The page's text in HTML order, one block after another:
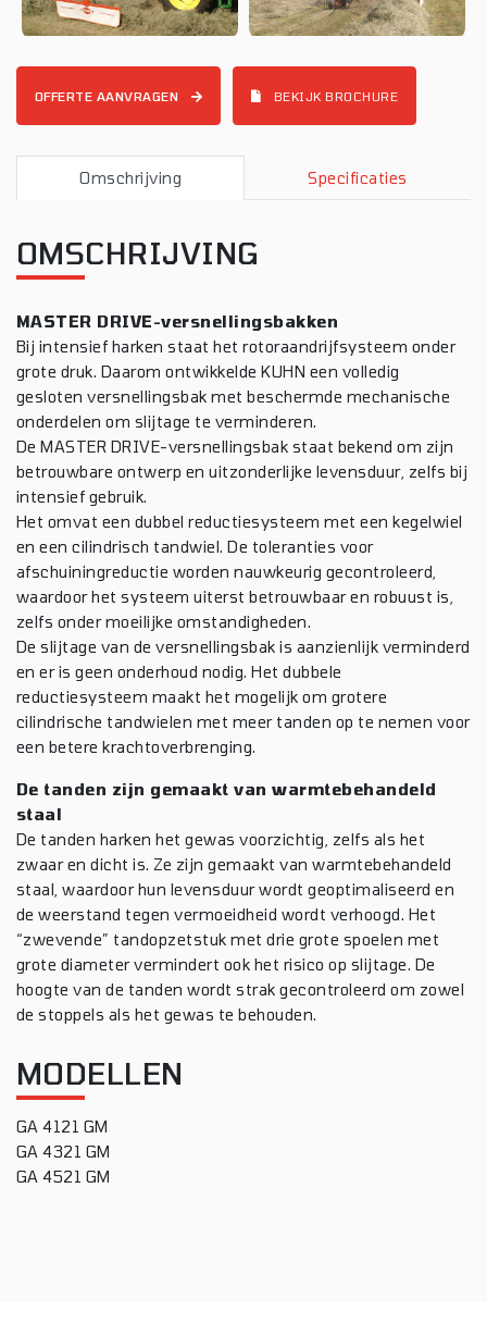
OFFERTE AANVRAGEN BEKIJK BROCHURE
Omschrijving Specificaties
OMSCHRIJVING
MASTER DRIVE-versnellingsbakken
Bij intensief harken staat het rotoraandrijfsysteem onder
grote druk. Daarom ontwikkelde KUHN een volledig
gesloten versnellingsbak met beschermde mechanische
onderdelen om slijtage te verminderen.
De MASTER DRIVE-versnellingsbak staat bekend om zijn
betrouwbare ontwerp en uitzonderlijke levensduur, zelfs bij
intensief gebruik.
Het omvat een dubbel reductiesysteem met een kegelwiel
en een cilindrisch tandwiel. De toleranties voor
afschuiningreductie worden nauwkeurig gecontroleerd,
waardoor het systeem uiterst betrouwbaar en robuust is,
zelfs onder moeilijke omstandigheden.
De slijtage van de versnellingsbak is aanzienlijk verminderd
en er is geen onderhoud nodig. Het dubbele
reductiesysteem maakt het mogelijk om grotere
cilindrische tandwielen met meer tanden op te nemen voor
een betere krachtoverbrenging.
De tanden zijn gemaakt van warmtebehandeld
staal
De tanden harken het gewas voorzichtig, zelfs als het
zwaar en dicht is. Ze zijn gemaakt van warmtebehandeld
staal, waardoor hun levensduur wordt geoptimaliseerd en
de weerstand tegen vermoeidheid wordt verhoogd. Het
“zwevende” tandopzetstuk met drie grote spoelen met
grote diameter vermindert ook het risico op slijtage. De
hoogte van de tanden wordt strak gecontroleerd om zowel
de stoppels als het gewas te behouden.
MODELLEN
GA 4121 GM
GA 4321 GM
GA 4521 GM